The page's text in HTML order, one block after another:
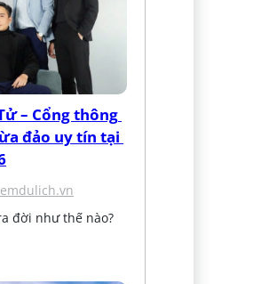
– Cổng thông
đảo uy tín tại
đời như thế nào?